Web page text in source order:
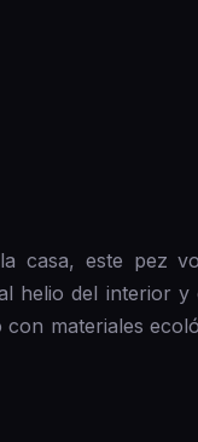
casa, este pez
helio del interior y
materiales